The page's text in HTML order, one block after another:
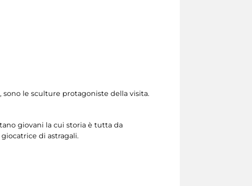
sono le sculture protagoniste della visita.
giovani la cui storia è tutta da
di astragali.